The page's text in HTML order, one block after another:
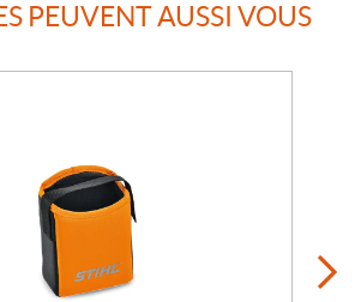
PEUVENT AUSSI VOUS